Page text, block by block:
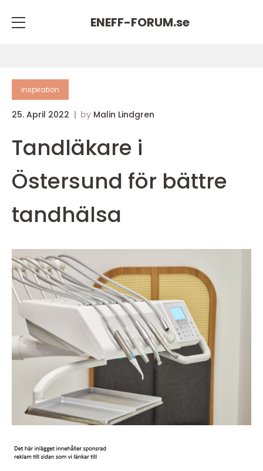
ENEFF-FORUM.se
inspiration
25. April 2022 by Malin Lindgren
Tandläkare i
Östersund för bättre
tandhälsa